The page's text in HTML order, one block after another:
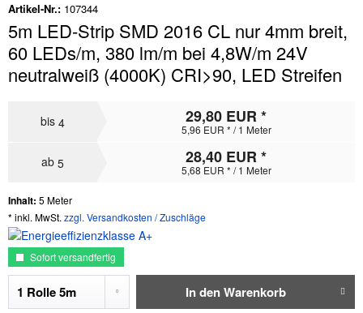
Artikel-Nr.: 107344
5m LED-Strip SMD 2016 CL nur 4mm breit,
60 LEDs/m, 380 lm/m bei 4,8W/m 24V
neutralweiß (4000K) CRI>90, LED Streifen
bis 4 29,80 EUR *
5,96 EUR * / 1 Meter
ab 5 28,40 EUR *
5,68 EUR * / 1 Meter
Inhalt: 5 Meter
* inkl. MwSt. zzgl. Versandkosten / Zuschläge
Sofort versandfertig
In denWarenkorb